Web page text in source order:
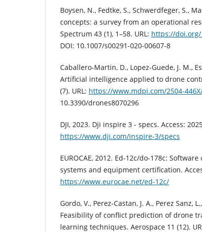
Boysen, N., Fedtke, S., Schwerdfeger, S.,
concepts: a survey from an operational
Spectrum 43 (1), 1–58. URL: https://doi.org/
DOI: 10.1007/s00291-020-00607-8
Caballero-Martin, D., Lopez-Guede, J. M.,
Artificial intelligence applied to drone
(7). URL: https://www.mdpi.com/2504-
10.3390/drones8070296
DJI, 2023. Dji inspire 3 - specs. Access:
https://www.dji.com/inspire-3/specs
EUROCAE, 2012. Ed-12c/do-178c:
systems and equipment certification.
https://www.eurocae.net/ed-12c/
Gordo, V., Perez-Castan, J. A., Perez Sanz,
Feasibility of conflict prediction of drone
learning techniques. Aerospace 11 (12).